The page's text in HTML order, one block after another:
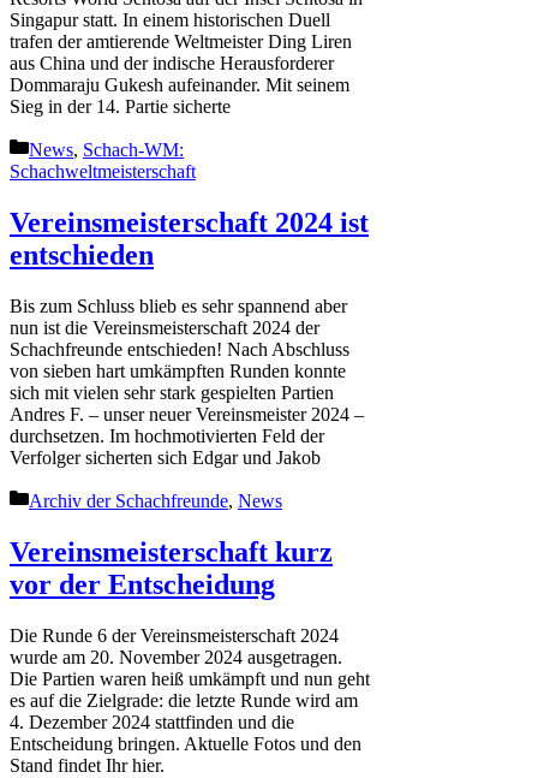
Singapur statt. In einem historischen Duell
trafen der amtierende Weltmeister Ding Liren
aus China und der indische Herausforderer
Dommaraju Gukesh aufeinander. Mit seinem
Sieg in der 14. Partie sicherte
Kategorien
News, Schach-WM:
Schachweltmeisterschaft
Vereinsmeisterschaft 2024 ist
entschieden
Bis zum Schluss blieb es sehr spannend aber
nun ist die Vereinsmeisterschaft 2024 der
Schachfreunde entschieden! Nach Abschluss
von sieben hart umkämpften Runden konnte
sich mit vielen sehr stark gespielten Partien
Andres F. – unser neuer Vereinsmeister 2024 –
durchsetzen. Im hochmotivierten Feld der
Verfolger sicherten sich Edgar und Jakob
Kategorien
Archiv der Schachfreunde, News
Vereinsmeisterschaft kurz
vor der Entscheidung
Die Runde 6 der Vereinsmeisterschaft 2024
wurde am 20. November 2024 ausgetragen.
Die Partien waren heiß umkämpft und nun geht
es auf die Zielgrade: die letzte Runde wird am
4. Dezember 2024 stattfinden und die
Entscheidung bringen. Aktuelle Fotos und den
Stand findet Ihr hier.